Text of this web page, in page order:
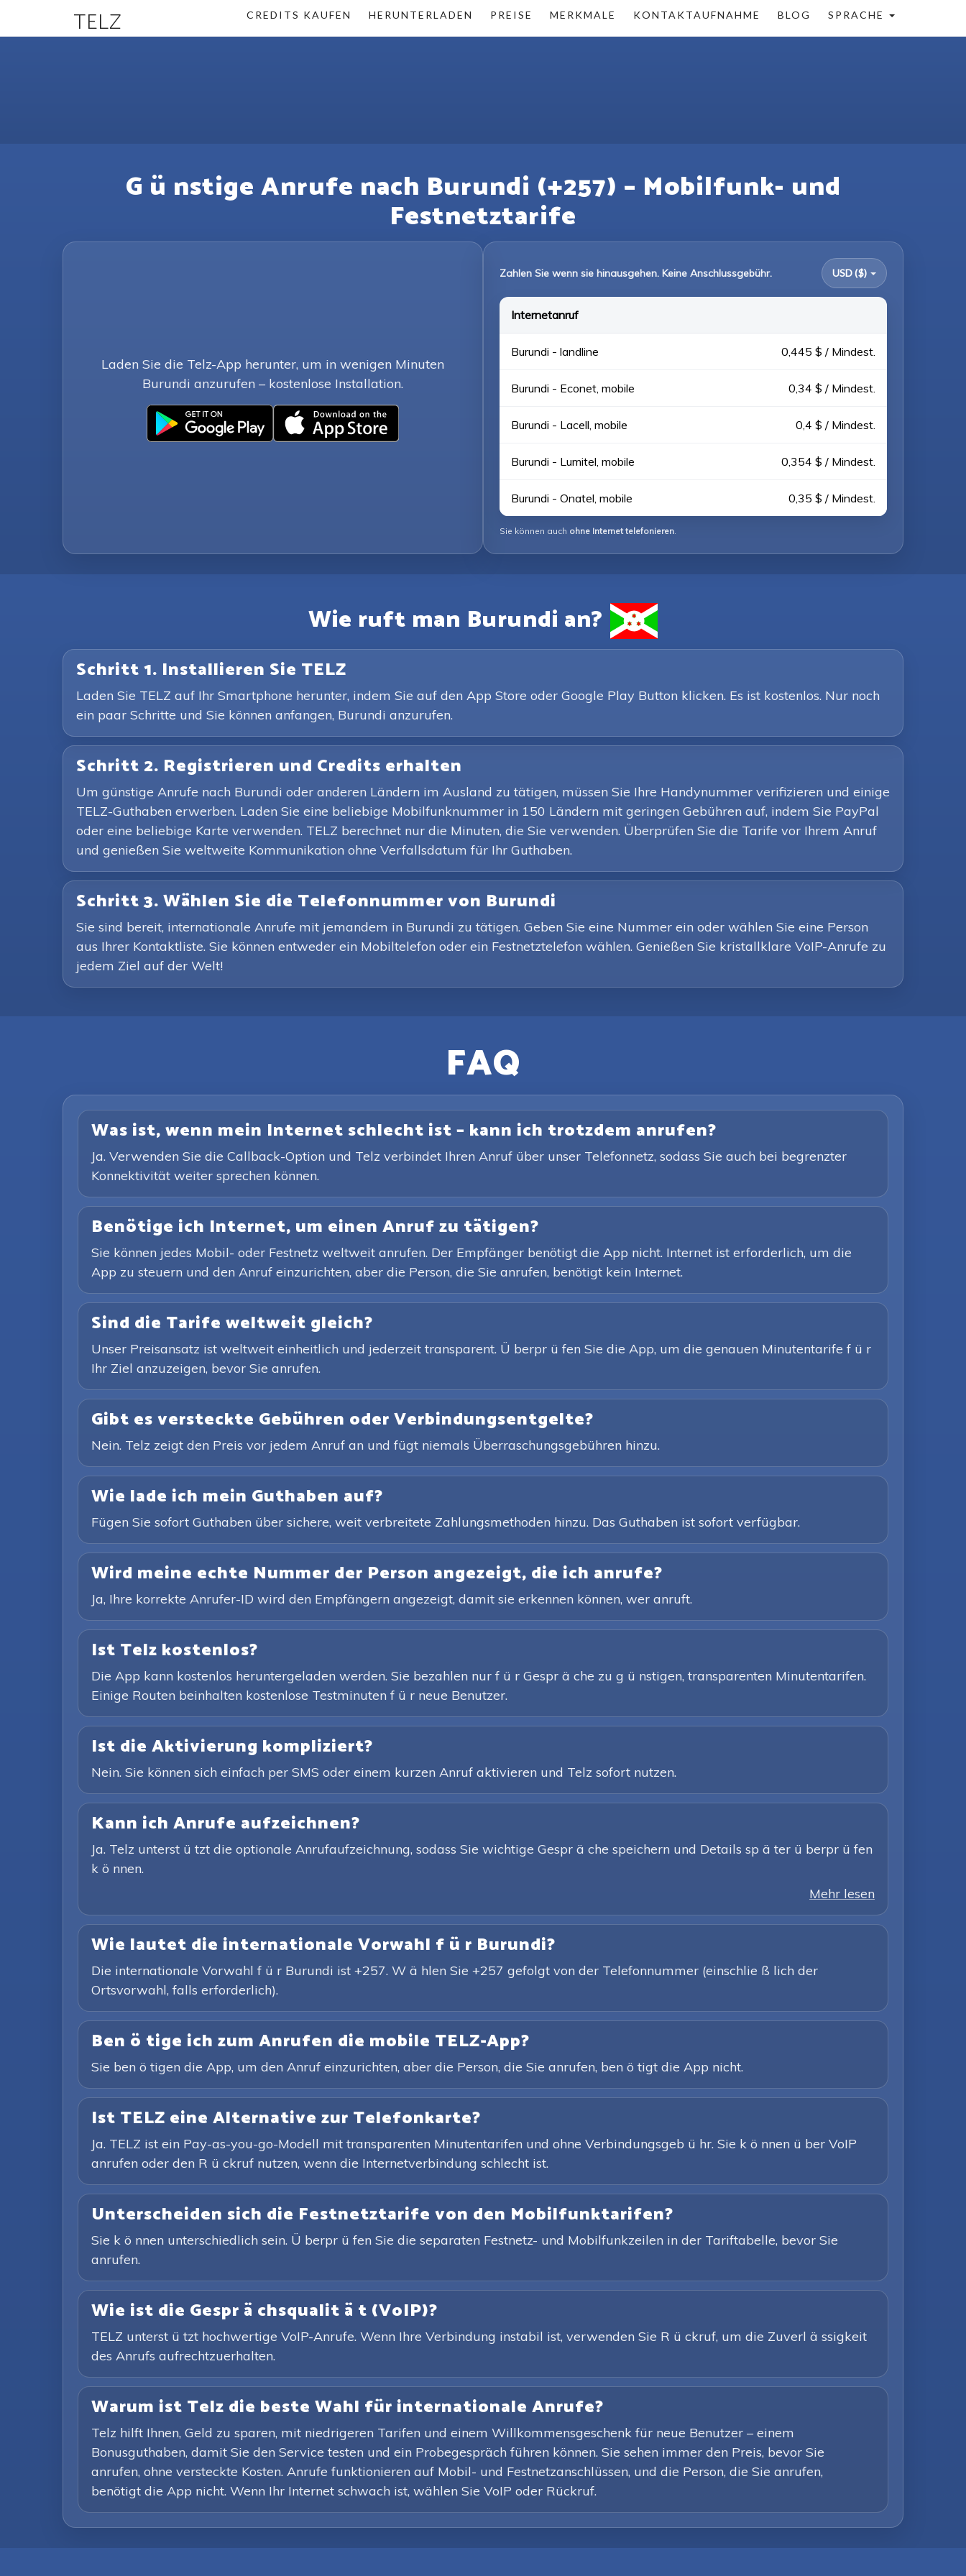
TELZ CREDITS KAUFEN HERUNTERLADEN PREISE MERKMALE KONTAKTAUFNAHME BLOG SPRACHE
G ü nstige Anrufe nach Burundi (+257) – Mobilfunk- und
Festnetztarife
Laden Sie die Telz-App herunter, um in wenigen Minuten
Burundi anzurufen – kostenlose Installation.
Zahlen Sie wenn sie hinausgehen. Keine Anschlussgebühr. USD ($)
Internetanruf
Burundi - landline 0,445 $ / Mindest.
Burundi - Econet, mobile 0,34 $ / Mindest.
Burundi - Lacell, mobile 0,4 $ / Mindest.
Burundi - Lumitel, mobile 0,354 $ / Mindest.
Burundi - Onatel, mobile 0,35 $ / Mindest.
Sie können auch ohne Internet telefonieren.
Wie ruft man Burundi an?
Schritt 1. Installieren Sie TELZ
Laden Sie TELZ auf Ihr Smartphone herunter, indem Sie auf den App Store oder Google Play Button klicken. Es ist kostenlos. Nur noch
ein paar Schritte und Sie können anfangen, Burundi anzurufen.
Schritt 2. Registrieren und Credits erhalten
Um günstige Anrufe nach Burundi oder anderen Ländern im Ausland zu tätigen, müssen Sie Ihre Handynummer verifizieren und einige
TELZ-Guthaben erwerben. Laden Sie eine beliebige Mobilfunknummer in 150 Ländern mit geringen Gebühren auf, indem Sie PayPal
oder eine beliebige Karte verwenden. TELZ berechnet nur die Minuten, die Sie verwenden. Überprüfen Sie die Tarife vor Ihrem Anruf
und genießen Sie weltweite Kommunikation ohne Verfallsdatum für Ihr Guthaben.
Schritt 3. Wählen Sie die Telefonnummer von Burundi
Sie sind bereit, internationale Anrufe mit jemandem in Burundi zu tätigen. Geben Sie eine Nummer ein oder wählen Sie eine Person
aus Ihrer Kontaktliste. Sie können entweder ein Mobiltelefon oder ein Festnetztelefon wählen. Genießen Sie kristallklare VoIP-Anrufe zu
jedem Ziel auf der Welt!
FAQ
Was ist, wenn mein Internet schlecht ist – kann ich trotzdem anrufen?
Ja. Verwenden Sie die Callback-Option und Telz verbindet Ihren Anruf über unser Telefonnetz, sodass Sie auch bei begrenzter
Konnektivität weiter sprechen können.
Benötige ich Internet, um einen Anruf zu tätigen?
Sie können jedes Mobil- oder Festnetz weltweit anrufen. Der Empfänger benötigt die App nicht. Internet ist erforderlich, um die
App zu steuern und den Anruf einzurichten, aber die Person, die Sie anrufen, benötigt kein Internet.
Sind die Tarife weltweit gleich?
Unser Preisansatz ist weltweit einheitlich und jederzeit transparent. Ü berpr ü fen Sie die App, um die genauen Minutentarife f ü r
Ihr Ziel anzuzeigen, bevor Sie anrufen.
Gibt es versteckte Gebühren oder Verbindungsentgelte?
Nein. Telz zeigt den Preis vor jedem Anruf an und fügt niemals Überraschungsgebühren hinzu.
Wie lade ich mein Guthaben auf?
Fügen Sie sofort Guthaben über sichere, weit verbreitete Zahlungsmethoden hinzu. Das Guthaben ist sofort verfügbar.
Wird meine echte Nummer der Person angezeigt, die ich anrufe?
Ja, Ihre korrekte Anrufer-ID wird den Empfängern angezeigt, damit sie erkennen können, wer anruft.
Ist Telz kostenlos?
Die App kann kostenlos heruntergeladen werden. Sie bezahlen nur f ü r Gespr ä che zu g ü nstigen, transparenten Minutentarifen.
Einige Routen beinhalten kostenlose Testminuten f ü r neue Benutzer.
Ist die Aktivierung kompliziert?
Nein. Sie können sich einfach per SMS oder einem kurzen Anruf aktivieren und Telz sofort nutzen.
Kann ich Anrufe aufzeichnen?
Ja. Telz unterst ü tzt die optionale Anrufaufzeichnung, sodass Sie wichtige Gespr ä che speichern und Details sp ä ter ü berpr ü fen
k ö nnen.
Mehr lesen
Wie lautet die internationale Vorwahl f ü r Burundi?
Die internationale Vorwahl f ü r Burundi ist +257. W ä hlen Sie +257 gefolgt von der Telefonnummer (einschlie ß lich der
Ortsvorwahl, falls erforderlich).
Ben ö tige ich zum Anrufen die mobile TELZ-App?
Sie ben ö tigen die App, um den Anruf einzurichten, aber die Person, die Sie anrufen, ben ö tigt die App nicht.
Ist TELZ eine Alternative zur Telefonkarte?
Ja. TELZ ist ein Pay-as-you-go-Modell mit transparenten Minutentarifen und ohne Verbindungsgeb ü hr. Sie k ö nnen ü ber VoIP
anrufen oder den R ü ckruf nutzen, wenn die Internetverbindung schlecht ist.
Unterscheiden sich die Festnetztarife von den Mobilfunktarifen?
Sie k ö nnen unterschiedlich sein. Ü berpr ü fen Sie die separaten Festnetz- und Mobilfunkzeilen in der Tariftabelle, bevor Sie
anrufen.
Wie ist die Gespr ä chsqualit ä t (VoIP)?
TELZ unterst ü tzt hochwertige VoIP-Anrufe. Wenn Ihre Verbindung instabil ist, verwenden Sie R ü ckruf, um die Zuverl ä ssigkeit
des Anrufs aufrechtzuerhalten.
Warum ist Telz die beste Wahl für internationale Anrufe?
Telz hilft Ihnen, Geld zu sparen, mit niedrigeren Tarifen und einem Willkommensgeschenk für neue Benutzer – einem
Bonusguthaben, damit Sie den Service testen und ein Probegespräch führen können. Sie sehen immer den Preis, bevor Sie
anrufen, ohne versteckte Kosten. Anrufe funktionieren auf Mobil- und Festnetzanschlüssen, und die Person, die Sie anrufen,
benötigt die App nicht. Wenn Ihr Internet schwach ist, wählen Sie VoIP oder Rückruf.